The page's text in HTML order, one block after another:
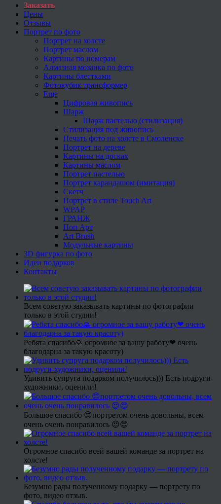
Заказать
Цены
Отзывы
Портрет по фото
Портрет на холсте
Портрет маслом
Картины по номерам
Алмазная мозаика по фото
Картины блестками
Фотокубик трансформер
Еще
Цифровая живопись
Шарж
Шарж пастелью (стилизация)
Стилизация под живопись
Печать фото на холсте в Смоленске
Портрет на дереве
Картины на досках
Картины маслом
Портрет пастелью
Портрет карандашом (имитация)
Скетч
Портрет в стиле Touch Art
WPAP
ГРАНЖ
Поп Арт
Art Brush
Модульные картины
3D фигурка по фото
Идеи подарков
Контакты
Всем советую заказывать картины по фотографии
только в этой студии!
Ребята спасибо🙏 огромное за вашу работу❤ очень
благодарна за такую красоту)
Удивить супруга подарком получилось))) Есть подруги-
художники, оценили!
Большое спасибо 😍портретом очень довольны, всем
очень очень понравилось 😍😍
Огромное спасибо всей вашей команде за портрет на
холсте!
Безумно рады полученному подарку — портрету по
фото, видео отзыв.